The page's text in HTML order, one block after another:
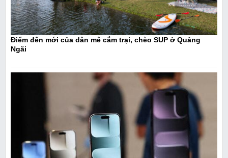
Điểm đến mới của dân mê cắm trại, chèo SUP ở Quảng
Ngãi